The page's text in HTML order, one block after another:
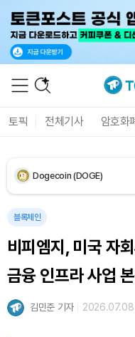
토픽 전체기사 암호화
XRP (XRP)
Dogecoin (DOGE)
Bitcoin (BTC)
블록체인
비피엠지, 미국 자
금융 인프라 사업
김민준 기자 2026.07.08